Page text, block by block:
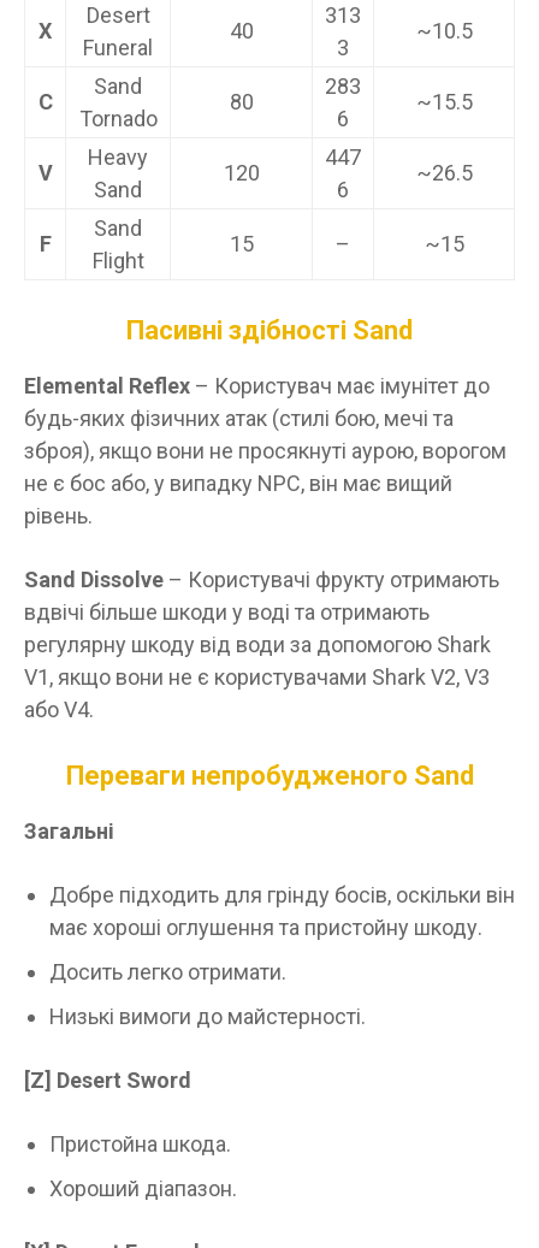
X
Desert
Funeral
40
313
3
~10.5
C
Sand
Tornado
80
283
6
~15.5
V
Heavy
Sand
120
447
6
~26.5
F
Sand
Flight
15 – ~15
Пасивні здібності Sand
Elemental Reflex – Користувач має імунітет до
будь-яких фізичних атак (стилі бою, мечі та
зброя), якщо вони не просякнуті аурою, ворогом
не є бос або, у випадку NPC, він має вищий
рівень.
Sand Dissolve – Користувачі фрукту отримають
вдвічі більше шкоди у воді та отримають
регулярну шкоду від води за допомогою Shark
V1, якщо вони не є користувачами Shark V2, V3
або V4.
Переваги непробудженого Sand
Загальні
Добре підходить для грінду босів, оскільки він
має хороші оглушення та пристойну шкоду.
Досить легко отримати.
Низькі вимоги до майстерності.
[Z] Desert Sword
Пристойна шкода.
Хороший діапазон.